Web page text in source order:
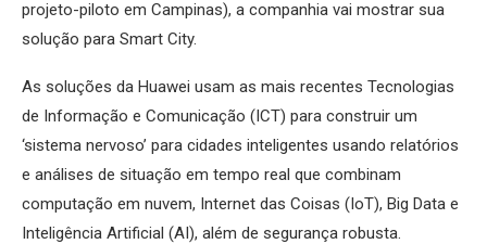
projeto-piloto em Campinas), a companhia vai mostrar sua
solução para Smart City.
As soluções da Huawei usam as mais recentes Tecnologias
de Informação e Comunicação (ICT) para construir um
‘sistema nervoso’ para cidades inteligentes usando relatórios
e análises de situação em tempo real que combinam
computação em nuvem, Internet das Coisas (IoT), Big Data e
Inteligência Artificial (AI), além de segurança robusta.